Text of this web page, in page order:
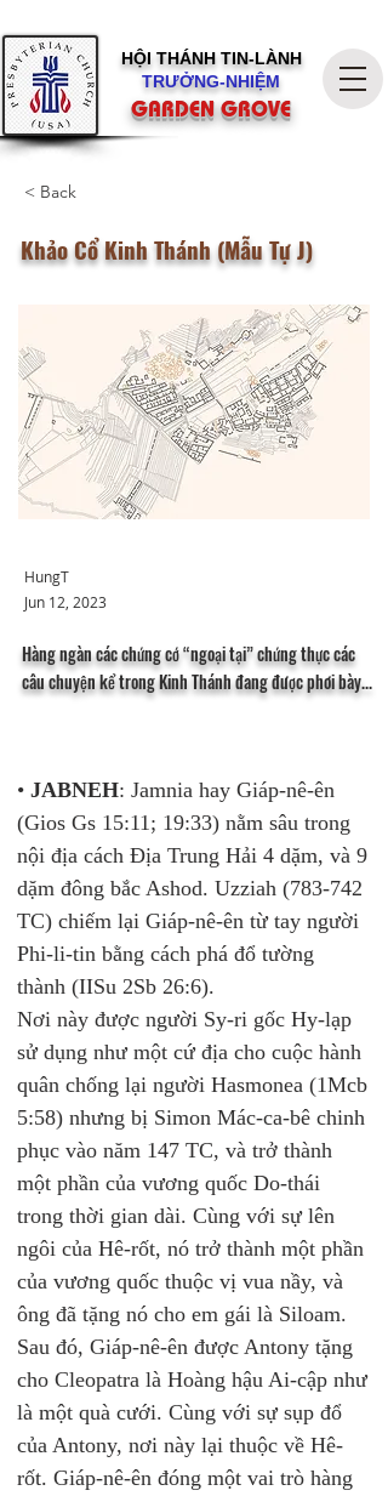
HỘI THÁNH TIN-LÀNH
TRƯỞNG-NHIỆM
GARDEN GROVE
< Back
Khảo Cổ Kinh Thánh (Mẫu Tự J)
HungT
Jun 12, 2023
Hàng ngàn các chứng cớ “ngoại tại” chứng thực các
câu chuyện kể trong Kinh Thánh đang được phơi bày...
• JABNEH: Jamnia hay Giáp-nê-ên
(Gios Gs 15:11; 19:33) nằm sâu trong
nội địa cách Địa Trung Hải 4 dặm, và 9
dặm đông bắc Ashod. Uzziah (783-742
TC) chiếm lại Giáp-nê-ên từ tay người
Phi-li-tin bằng cách phá đổ tường
thành (IISu 2Sb 26:6).
Nơi này được người Sy-ri gốc Hy-lạp
sử dụng như một cứ địa cho cuộc hành
quân chống lại người Hasmonea (1Mcb
5:58) nhưng bị Simon Mác-ca-bê chinh
phục vào năm 147 TC, và trở thành
một phần của vương quốc Do-thái
trong thời gian dài. Cùng với sự lên
ngôi của Hê-rốt, nó trở thành một phần
của vương quốc thuộc vị vua nầy, và
ông đã tặng nó cho em gái là Siloam.
Sau đó, Giáp-nê-ên được Antony tặng
cho Cleopatra là Hoàng hậu Ai-cập như
là một quà cưới. Cùng với sự sụp đổ
của Antony, nơi này lại thuộc về Hê-
rốt. Giáp-nê-ên đóng một vai trò hàng